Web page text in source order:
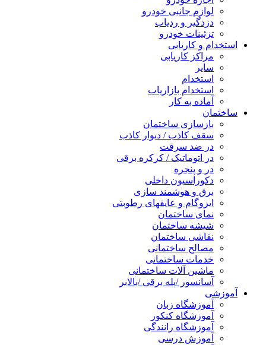
لوازم جانبی خودرو
دزدگیر و ردیاب
تزئینات خودرو
استخدام و کاریابی
مراکز کاریابی
سایر
استخدام
استخدام بازاریاب
آماده به کار
ساختمان
بازسازی ساختمان
سقف کاذب / دیوار کاذب
در ضد سرقت
در اتوماتیک / کرکره برقی
در و پنجره
دکوراسیون داخلی
برق و هوشمند سازی
ایزوگام و عایقهای رطوبتی
نمای ساختمان
شیشه ساختمان
نقاشی ساختمان
مصالح ساختمانی
خدمات ساختمانی
ماشین آلات ساختمانی
آسانسور /پله برقی /بالابر
آموزشی
آموزشگاه زبان
آموزشگاه کنکور
آموزشگاه رانندگی
آموزش درسی